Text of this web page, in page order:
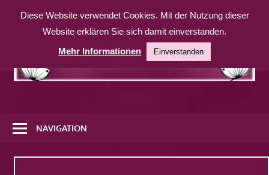
Inhalt
weitere
Website
NAVIGATION
Diese Website verwendet Cookies. Mit der Nutzung dieser
Website erklären Sie sich damit einverstanden.
Mehr Informationen
Einverstanden